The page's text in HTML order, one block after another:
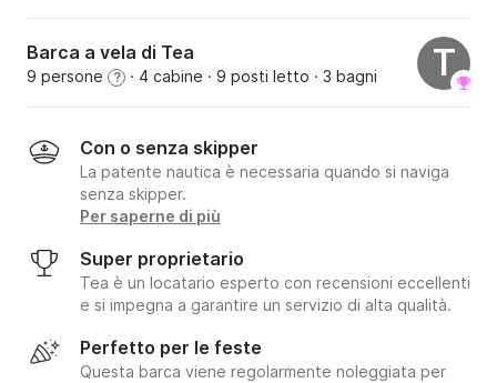
Barca a vela di Tea
9 persone ? · 4 cabine · 9 posti letto · 3 bagni T
Con o senza skipper
La patente nautica è necessaria quando si naviga
senza skipper.
Per saperne di più
Super proprietario
Tea è un locatario esperto con recensioni eccellenti
e si impegna a garantire un servizio di alta qualità.
Perfetto per le feste
Questa barca viene regolarmente noleggiata per